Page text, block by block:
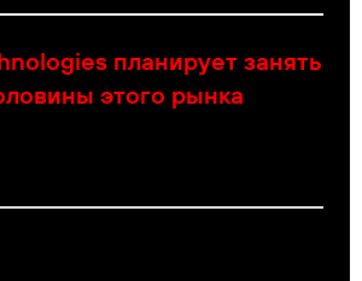
планирует занять
этого рынка